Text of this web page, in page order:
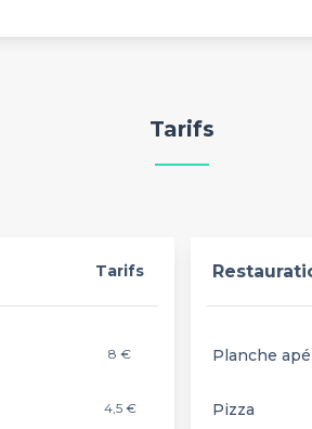
Tarifs
Tarifs
8 €
4,5 €
Planche
Pizza